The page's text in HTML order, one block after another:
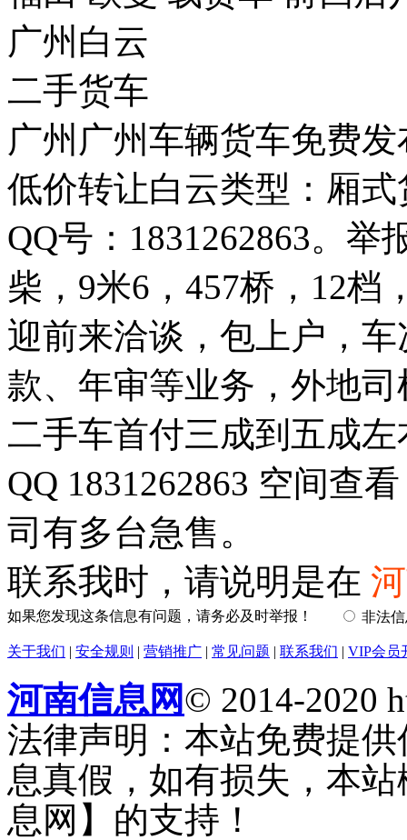
广州白云
二手货车
广州广州车辆货车免费
低价转让白云类型：厢
QQ号：1831262863。举
柴，9米6，457桥，12档
迎前来洽谈，包上户，
款、年审等业务，外地
二手车首付三成到五成
QQ 1831262863 空间查
司有多台急售。
联系我时，请说明是在
如果您发现这条信息有问题，请务必及时举报！ 非法
关于我们 | 安全规则 | 营销推广 | 常见问题 | 联系我们 | VIP会员
河南信息网© 2014-2020
法律声明：本站免费提
息真假，如有损失，本
息网】的支持！